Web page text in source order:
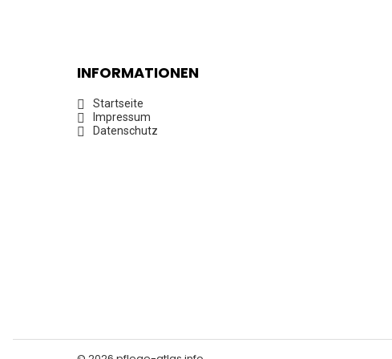
INFORMATIONEN
Startseite
Impressum
Datenschutz